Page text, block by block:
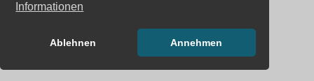
Informationen
Ablehnen Annehmen